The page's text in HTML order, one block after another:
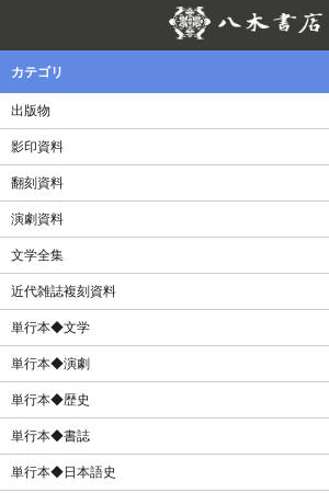
カテゴリ
出版物
影印資料
翻刻資料
演劇資料
文学全集
近代雑誌複刻資料
単行本◆文学
単行本◆演劇
単行本◆歴史
単行本◆書誌
単行本◆日本語史